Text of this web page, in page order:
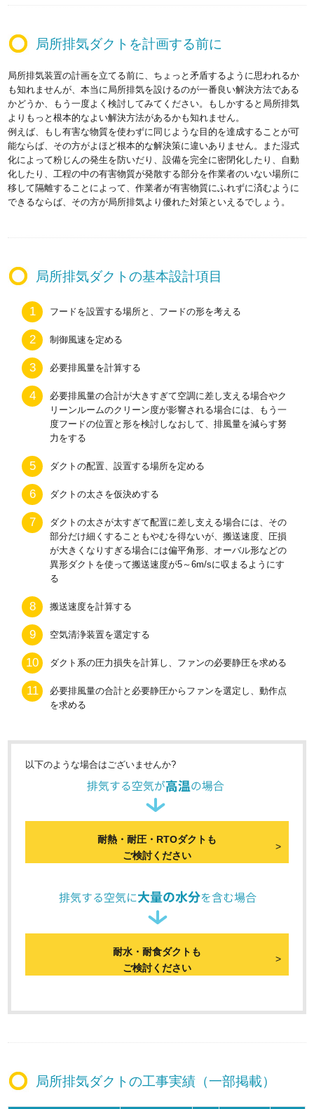
局所排気ダクトを計画する前に
局所排気装置の計画を立てる前に、ちょっと矛盾するように思われるか
も知れませんが、本当に局所排気を設けるのが一番良い解決方法である
かどうか、もう一度よく検討してみてください。もしかすると局所排気
よりもっと根本的なよい解決方法があるかも知れません。
例えば、もし有害な物質を使わずに同じような目的を達成することが可
能ならば、その方がよほど根本的な解決策に違いありません。また湿式
化によって粉じんの発生を防いだり、設備を完全に密閉化したり、自動
化したり、工程の中の有害物質が発散する部分を作業者のいない場所に
移して隔離することによって、作業者が有害物質にふれずに済むように
できるならば、その方が局所排気より優れた対策といえるでしょう。
局所排気ダクトの基本設計項目
フードを設置する場所と、フードの形を考える
制御風速を定める
必要排風量を計算する
必要排風量の合計が大きすぎて空調に差し支える場合やク
リーンルームのクリーン度が影響される場合には、もう一
度フードの位置と形を検討しなおして、排風量を減らす努
力をする
ダクトの配置、設置する場所を定める
ダクトの太さを仮決めする
ダクトの太さが太すぎて配置に差し支える場合には、その
部分だけ細くすることもやむを得ないが、搬送速度、圧損
が大きくなりすぎる場合には偏平角形、オーバル形などの
異形ダクトを使って搬送速度が5～6m/sに収まるようにす
る
搬送速度を計算する
空気清浄装置を選定する
ダクト系の圧力損失を計算し、ファンの必要静圧を求める
必要排風量の合計と必要静圧からファンを選定し、動作点
を求める
以下のような場合はございませんか?
耐熱・耐圧・RTOダクトも
ご検討ください
耐水・耐食ダクトも
ご検討ください
局所排気ダクトの工事実績（一部掲載）